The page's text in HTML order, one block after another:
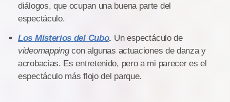
diálogos, que ocupan una buena parte del
espectáculo.
Los Misterios del Cubo. Un espectáculo de
videomappingcon algunas actuaciones de danza y
acrobacias. Es entretenido, pero a mi parecer es el
espectáculo más flojo del parque.